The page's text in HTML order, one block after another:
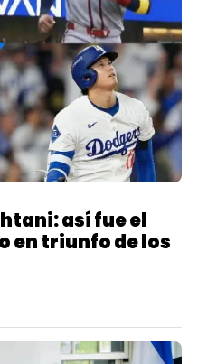
así fue el
en triunfo de los